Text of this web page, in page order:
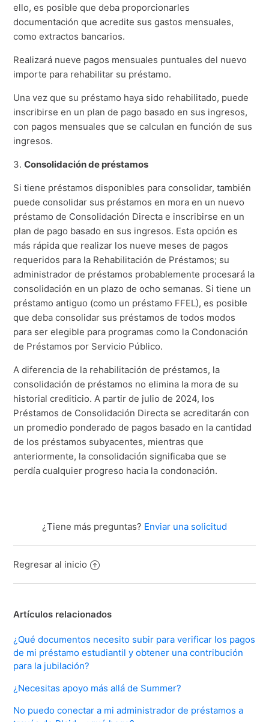
ello, es posible que deba proporcionarles
documentación que acredite sus gastos mensuales,
como extractos bancarios.
Realizará nueve pagos mensuales puntuales del nuevo
importe para rehabilitar su préstamo.
Una vez que su préstamo haya sido rehabilitado, puede
inscribirse en un plan de pago basado en sus ingresos,
con pagos mensuales que se calculan en función de sus
ingresos.
3.Consolidación de préstamos
Si tiene préstamos disponibles para consolidar, también
puede consolidar sus préstamos en mora en un nuevo
préstamo de Consolidación Directa e inscribirse en un
plan de pago basado en sus ingresos. Esta opción es
más rápida que realizar los nueve meses de pagos
requeridos para la Rehabilitación de Préstamos; su
administrador de préstamos probablemente procesará la
consolidación en un plazo de ocho semanas. Si tiene un
préstamo antiguo (como un préstamo FFEL), es posible
que deba consolidar sus préstamos de todos modos
para ser elegible para programas como la Condonación
de Préstamos por Servicio Público.
A diferencia de la rehabilitación de préstamos, la
consolidación de préstamos no elimina la mora de su
historial crediticio. A partir de julio de 2024, los
Préstamos de Consolidación Directa se acreditarán con
un promedio ponderado de pagos basado en la cantidad
de los préstamos subyacentes, mientras que
anteriormente, la consolidación significaba que se
perdía cualquier progreso hacia la condonación.
¿Tiene más preguntas? Enviar una solicitud
Regresar al inicio
Artículos relacionados
¿Qué documentos necesito subir para verificar los pagos
de mi préstamo estudiantil y obtener una contribución
para la jubilación?
¿Necesitas apoyo más allá de Summer?
No puedo conectar a mi administrador de préstamos a